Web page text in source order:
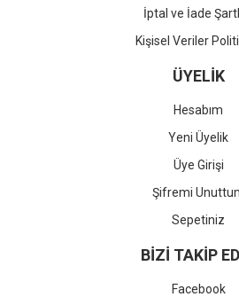
İptal ve İade
Kişisel Veriler
ÜYELİK
Hesabım
Yeni Üyelik
Üye Girişi
Şifremi
Sepetiniz
BİZİ TAKİP
Facebook